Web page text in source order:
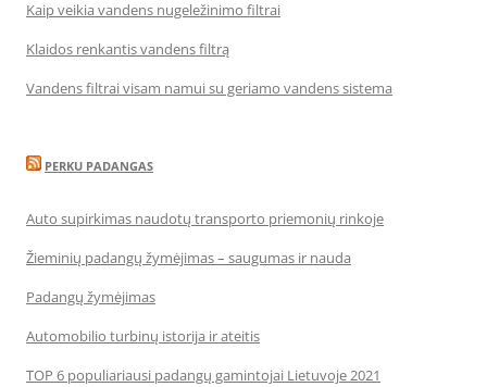
Kaip veikia vandens nugeležinimo filtrai
Klaidos renkantis vandens filtrą
Vandens filtrai visam namui su geriamo vandens sistema
PERKU PADANGAS
Auto supirkimas naudotų transporto priemonių rinkoje
Žieminių padangų žymėjimas – saugumas ir nauda
Padangų žymėjimas
Automobilio turbinų istorija ir ateitis
TOP 6 populiariausi padangų gamintojai Lietuvoje 2021